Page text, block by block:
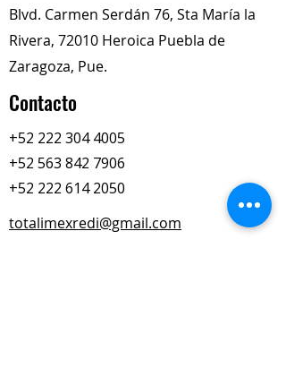
compuestos bituminosos.
Fácilmente bombeable por el
equipo de pulverización
Blvd. Carmen Serdán 76, Sta María la
Rivera, 72010 Heroica Puebla de
Zaragoza, Pue.
Contacto
+52 222 304 4005
+52 563 842 7906
+52 222 614 2050
totalimexredi@gmail.com